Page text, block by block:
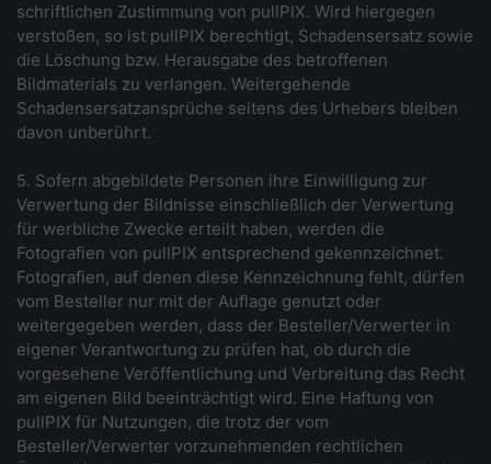
schriftlichen Zustimmung von pullPIX. Wird hiergegen
verstoßen, so ist pullPIX berechtigt, Schadensersatz sowie
die Löschung bzw. Herausgabe des betroffenen
Bildmaterials zu verlangen. Weitergehende
Schadensersatzansprüche seitens des Urhebers bleiben
davon unberührt.
5. Sofern abgebildete Personen ihre Einwilligung zur
Verwertung der Bildnisse einschließlich der Verwertung
für werbliche Zwecke erteilt haben, werden die
Fotografien von pullPIX entsprechend gekennzeichnet.
Fotografien, auf denen diese Kennzeichnung fehlt, dürfen
vom Besteller nur mit der Auflage genutzt oder
weitergegeben werden, dass der Besteller/Verwerter in
eigener Verantwortung zu prüfen hat, ob durch die
vorgesehene Veröffentlichung und Verbreitung das Recht
am eigenen Bild beeinträchtigt wird. Eine Haftung von
pullPIX für Nutzungen, die trotz der vom
Besteller/Verwerter vorzunehmenden rechtlichen